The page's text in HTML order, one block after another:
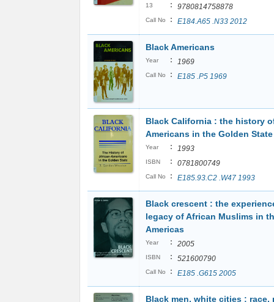
13
: 9780814758878
Call No : E184.A65 .N33 2012
Black Americans
Year : 1969
Call No : E185 .P5 1969
Black California : the history
Americans in the Golden State
Year : 1993
ISBN : 0781800749
Call No : E185.93.C2 .W47 1993
Black crescent : the
legacy of African Muslims in
Americas
Year : 2005
ISBN : 521600790
Call No : E185 .G615 2005
Black men, white cities : race,